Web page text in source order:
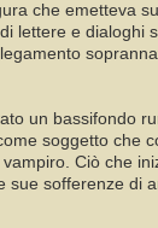
che emetteva
lettere e dialoghi
un bassifondo
soggetto che
Ciò che
sofferenze di